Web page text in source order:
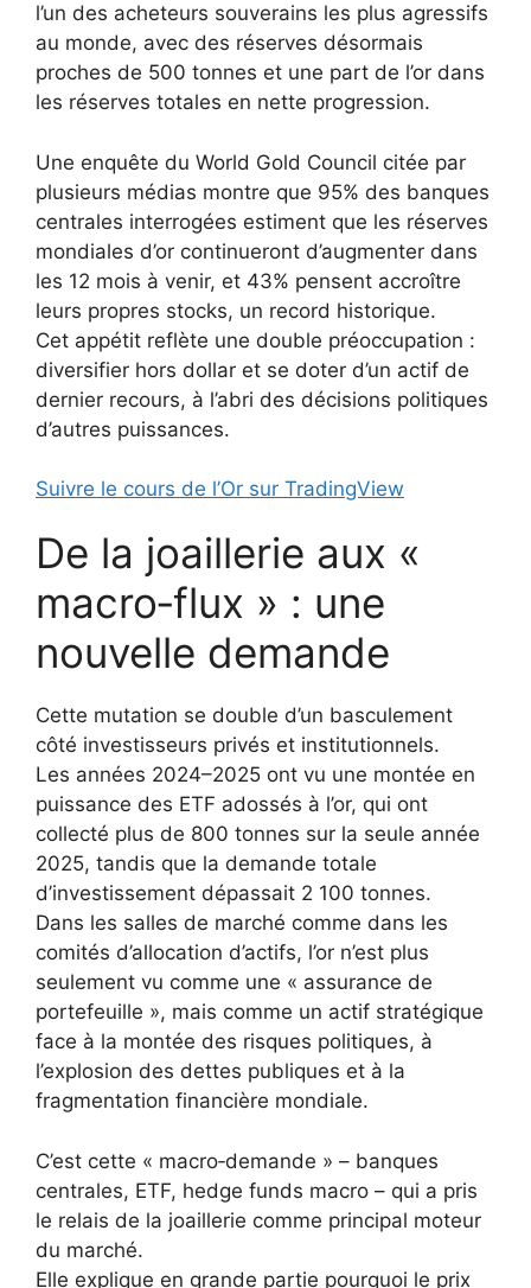
l’un des acheteurs souverains les plus agressifs
au monde, avec des réserves désormais
proches de 500 tonnes et une part de l’or dans
les réserves totales en nette progression.
Une enquête du World Gold Council citée par
plusieurs médias montre que 95% des banques
centrales interrogées estiment que les réserves
mondiales d’or continueront d’augmenter dans
les 12 mois à venir, et 43% pensent accroître
leurs propres stocks, un record historique.
Cet appétit reflète une double préoccupation :
diversifier hors dollar et se doter d’un actif de
dernier recours, à l’abri des décisions politiques
d’autres puissances.
Suivre le cours de l’Or sur TradingView
De la joaillerie aux «
macro‑flux » : une
nouvelle demande
Cette mutation se double d’un basculement
côté investisseurs privés et institutionnels.
Les années 2024–2025 ont vu une montée en
puissance des ETF adossés à l’or, qui ont
collecté plus de 800 tonnes sur la seule année
2025, tandis que la demande totale
d’investissement dépassait 2 100 tonnes.
Dans les salles de marché comme dans les
comités d’allocation d’actifs, l’or n’est plus
seulement vu comme une « assurance de
portefeuille », mais comme un actif stratégique
face à la montée des risques politiques, à
l’explosion des dettes publiques et à la
fragmentation financière mondiale.
C’est cette « macro‑demande » – banques
centrales, ETF, hedge funds macro – qui a pris
le relais de la joaillerie comme principal moteur
du marché.
Elle explique en grande partie pourquoi le prix